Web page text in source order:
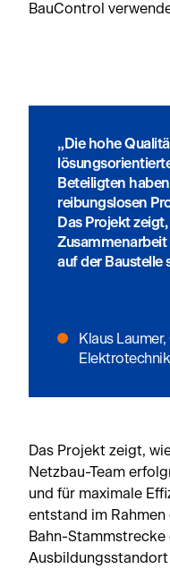
BauControl
„Die hohe
Beteiligten
reibungslosen
Das Projekt
auf der Baustelle
Klaus
Elektrotechnik
Das Projekt zeigt,
Netzbau-Team
und für maximale
entstand im
Bahn-Stammstrecke